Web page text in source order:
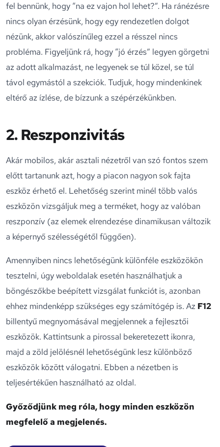
fel bennünk, hogy “na ez vajon hol lehet?”. Ha ránézésre
nincs olyan érzésünk, hogy egy rendezetlen dolgot
nézünk, akkor valószínűleg ezzel a résszel nincs
probléma. Figyeljünk rá, hogy “jó érzés” legyen görgetni
az adott alkalmazást, ne legyenek se túl közel, se túl
távol egymástól a szekciók. Tudjuk, hogy mindenkinek
eltérő az ízlése, de bízzunk a szépérzékünkben.
2. Reszponzivitás
Akár mobilos, akár asztali nézetről van szó fontos szem
előtt tartanunk azt, hogy a piacon nagyon sok fajta
eszköz érhető el. Lehetőség szerint minél több valós
eszközön vizsgáljuk meg a terméket, hogy az valóban
reszponzív (az elemek elrendezése dinamikusan változik
a képernyő szélességétől függően).
Amennyiben nincs lehetőségünk különféle eszközökön
tesztelni, úgy weboldalak esetén használhatjuk a
böngészőkbe beépített vizsgálat funkciót is, azonban
ehhez mindenképp szükséges egy számítógép is. Az F12
billentyű megnyomásával megjelennek a fejlesztői
eszközök. Kattintsunk a pirossal bekeretezett ikonra,
majd a zöld jelölésnél lehetőségünk lesz különböző
eszközök között válogatni. Ebben a nézetben is
teljesértékűen használható az oldal.
Győződjünk meg róla, hogy minden eszközön
megfelelő a megjelenés.